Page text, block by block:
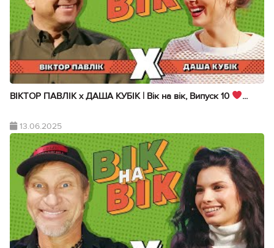
ВІКТОР ПАВЛІК х ДАША КУБІК | Вік на вік, Випуск 10 ...
13.06.2025